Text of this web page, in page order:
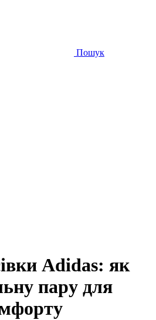
Пошук
Adidas: як
пару для